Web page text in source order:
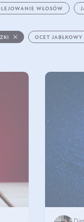
WŁOSÓW
OCET JABŁKOWY